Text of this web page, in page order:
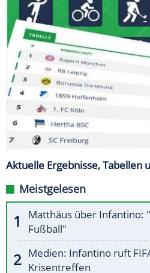
Aktuelle Ergebnisse, Tabellen
Meistgelesen
Matthäus über Infantino:
Fußball"
Medien: Infantino ruft
Krisentreffen